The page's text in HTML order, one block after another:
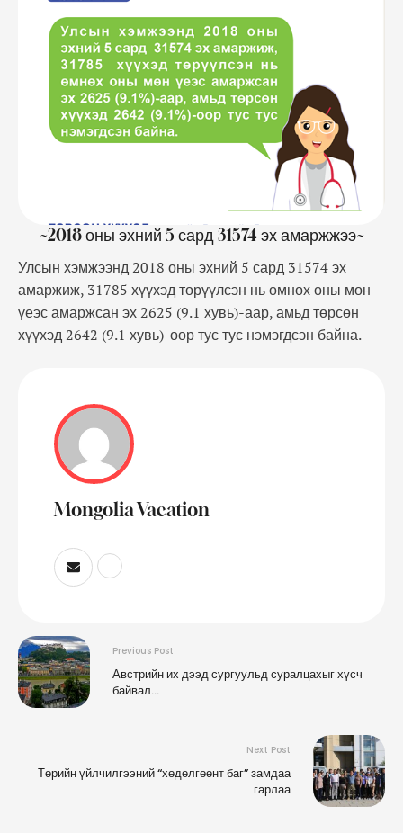
~2018 оны эхний 5 сард 31574 эх амаржжээ~
Улсын хэмжээнд 2018 оны эхний 5 сард 31574 эх
амаржиж, 31785 хүүхэд төрүүлсэн нь өмнөх оны мөн
үеэс амаржсан эх 2625 (9.1 хувь)-аар, амьд төрсөн
хүүхэд 2642 (9.1 хувь)-оор тус тус нэмэгдсэн байна.
Mongolia Vacation
Previous Post
Австрийн их дээд сургуульд суралцахыг хүсч
байвал…
Next Post
Төрийн үйлчилгээний “хөдөлгөөнт баг” замдаа
гарлаа